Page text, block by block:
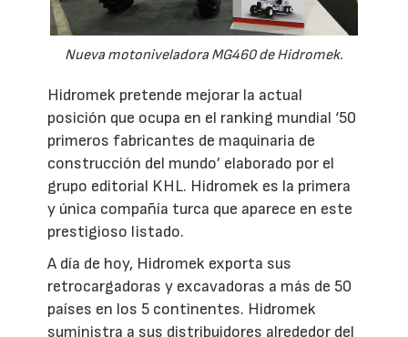
Nueva motoniveladora MG460 de Hidromek.
Hidromek pretende mejorar la actual
posición que ocupa en el ranking mundial ‘50
primeros fabricantes de maquinaria de
construcción del mundo’ elaborado por el
grupo editorial KHL. Hidromek es la primera
y única compañía turca que aparece en este
prestigioso listado.
A día de hoy, Hidromek exporta sus
retrocargadoras y excavadoras a más de 50
países en los 5 continentes. Hidromek
suministra a sus distribuidores alrededor del